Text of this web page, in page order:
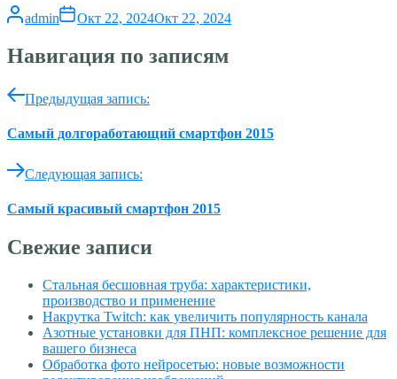
admin Окт 22, 2024Окт 22, 2024
Навигация по записям
Предыдущая запись:
Самый долгоработающий смартфон 2015
Следующая запись:
Самый красивый смартфон 2015
Свежие записи
Стальная бесшовная труба: характеристики,
производство и применение
Накрутка Twitch: как увеличить популярность канала
Азотные установки для ПНП: комплексное решение для
вашего бизнеса
Обработка фото нейросетью: новые возможности